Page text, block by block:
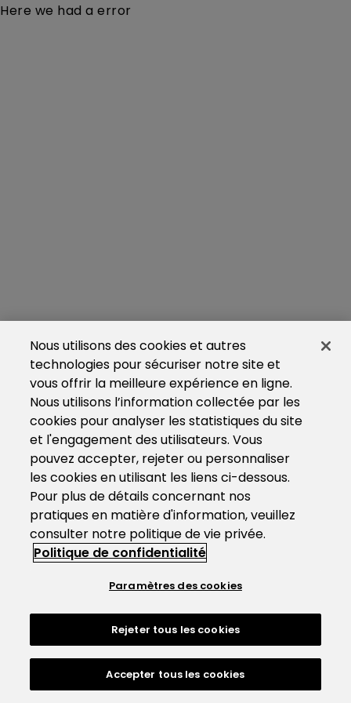
Here we had a error
Nous utilisons des cookies et autres
technologies pour sécuriser notre site et
vous offrir la meilleure expérience en ligne.
Nous utilisons l’information collectée par les
cookies pour analyser les statistiques du site
et l'engagement des utilisateurs. Vous
pouvez accepter, rejeter ou personnaliser
les cookies en utilisant les liens ci-dessous.
Pour plus de détails concernant nos
pratiques en matière d'information, veuillez
consulter notre politique de vie privée.
Politique de confidentialité
Paramètres des cookies
Rejeter tous les cookies
Accepter tous les cookies